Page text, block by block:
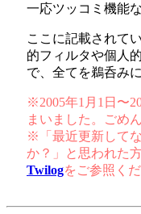
一応ツッコミ機能
ここに記載されて
的フィルタや個人
で、全てを鵜呑み
※2005年1月1日〜
まいました。ごめ
※「最近更新して
か？」と思われた
Twilogをご参照くだ